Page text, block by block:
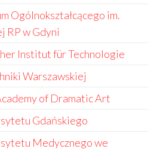
Ogólnokształcącego im.
RP w Gdyni
Institut für Technologie
Warszawskiej
of Dramatic Art
Gdańskiego
Medycznego we